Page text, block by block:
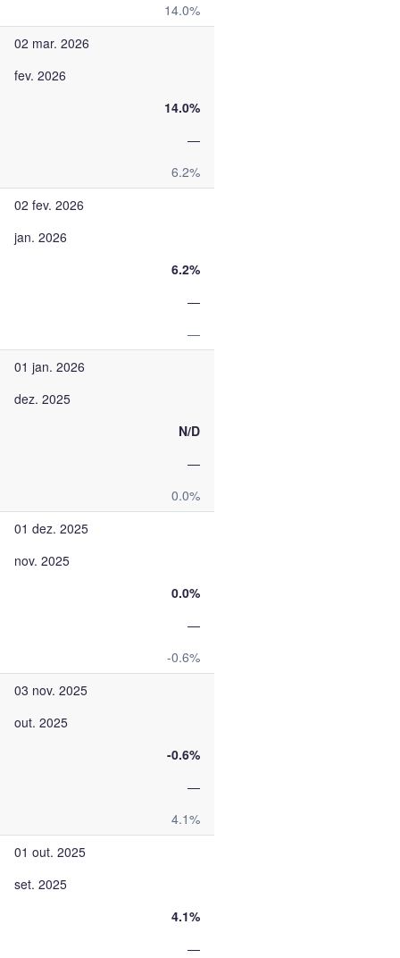
14.0%
02 mar. 2026
fev. 2026
14.0%
—
6.2%
02 fev. 2026
jan. 2026
6.2%
—
—
01 jan. 2026
dez. 2025
N/D
—
0.0%
01 dez. 2025
nov. 2025
0.0%
—
-0.6%
03 nov. 2025
out. 2025
-0.6%
—
4.1%
01 out. 2025
set. 2025
4.1%
—